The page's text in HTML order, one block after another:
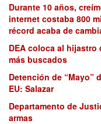
Durante 10 años,
internet costaba 800
récord acaba de
DEA coloca al hijastro
más buscados
Detención de “Mayo”
EU: Salazar
Departamento de
armas